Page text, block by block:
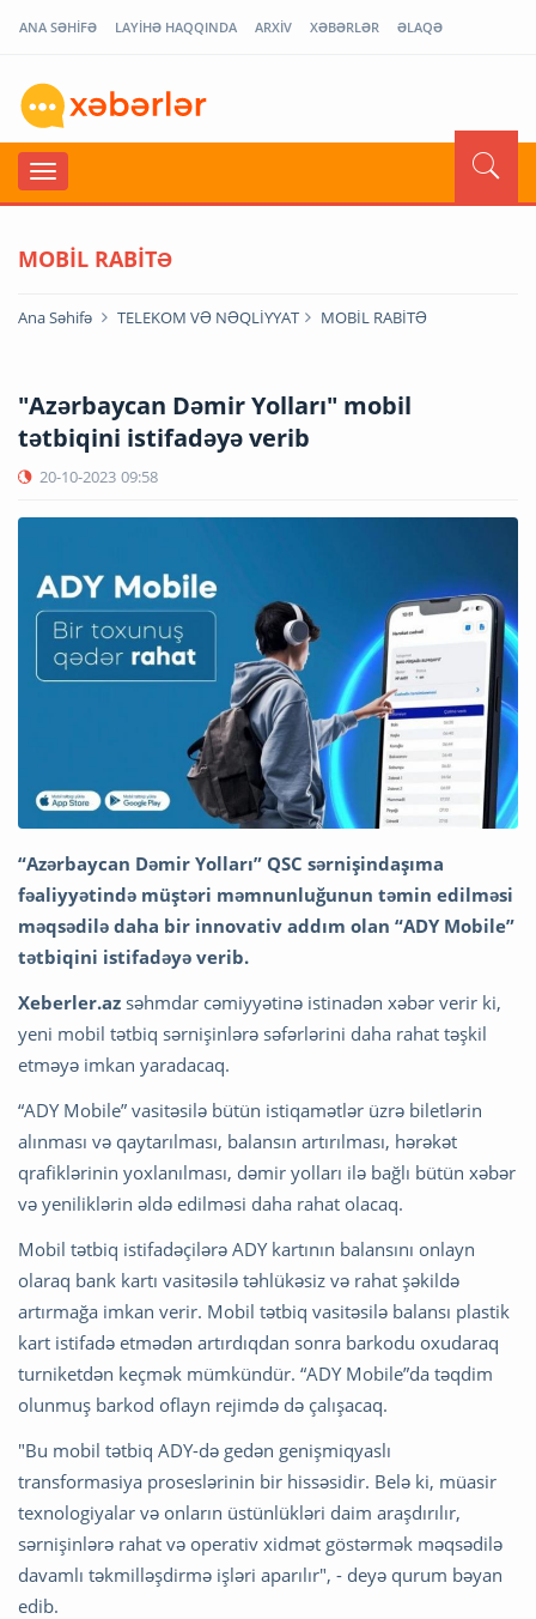
ANA SƏHİFƏ LAYİHƏ HAQQINDA ARXİV XƏBƏRLƏR ƏLAQƏ
MOBİL RABİTƏ
Ana Səhifə TELEKOM VƏ NƏQLİYYAT MOBİL RABİTƏ
"Azərbaycan Dəmir Yolları" mobil
tətbiqini istifadəyə verib
20-10-2023 09:58
“Azərbaycan Dəmir Yolları” QSC sərnişindaşıma
fəaliyyətində müştəri məmnunluğunun təmin edilməsi
məqsədilə daha bir innovativ addım olan “ADY Mobile”
tətbiqini istifadəyə verib.
Xeberler.az səhmdar cəmiyyətinə istinadən xəbər verir ki,
yeni mobil tətbiq sərnişinlərə səfərlərini daha rahat təşkil
etməyə imkan yaradacaq.
“ADY Mobile” vasitəsilə bütün istiqamətlər üzrə biletlərin
alınması və qaytarılması, balansın artırılması, hərəkət
qrafiklərinin yoxlanılması, dəmir yolları ilə bağlı bütün xəbər
və yeniliklərin əldə edilməsi daha rahat olacaq.
Mobil tətbiq istifadəçilərə ADY kartının balansını onlayn
olaraq bank kartı vasitəsilə təhlükəsiz və rahat şəkildə
artırmağa imkan verir. Mobil tətbiq vasitəsilə balansı plastik
kart istifadə etmədən artırdıqdan sonra barkodu oxudaraq
turniketdən keçmək mümkündür. “ADY Mobile”da təqdim
olunmuş barkod oflayn rejimdə də çalışacaq.
"Bu mobil tətbiq ADY-də gedən genişmiqyaslı
transformasiya proseslərinin bir hissəsidir. Belə ki, müasir
texnologiyalar və onların üstünlükləri daim araşdırılır,
sərnişinlərə rahat və operativ xidmət göstərmək məqsədilə
davamlı təkmilləşdirmə işləri aparılır", - deyə qurum bəyan
edib.